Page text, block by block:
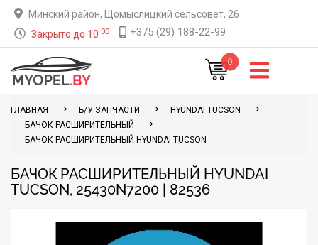
Минский район, Щомыслицкий сельсовет, 26
Закрыто до 10 00 +375 (29) 188-22-99
0
ГЛАВНАЯ Б/У ЗАПЧАСТИ
HYUNDAI TUCSON
БАЧОК РАСШИРИТЕЛЬНЫЙ
БАЧОК РАСШИРИТЕЛЬНЫЙ HYUNDAI TUCSON
БАЧОК РАСШИРИТЕЛЬНЫЙ HYUNDAI
TUCSON, 25430N7200 | 82536